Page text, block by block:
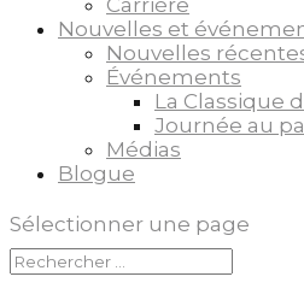
Carrière
Nouvelles et
Nouvelles
Événements
La Classique
Journée au
Médias
Blogue
Sélectionner une page